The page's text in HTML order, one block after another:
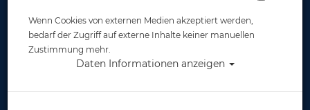
Artikelnr.: pol-7770036
Wenn Cookies von externen Medien akzeptiert werden,
bedarf der Zugriff auf externe Inhalte keiner manuellen
Zustimmung mehr.
Daten Informationen anzeigen